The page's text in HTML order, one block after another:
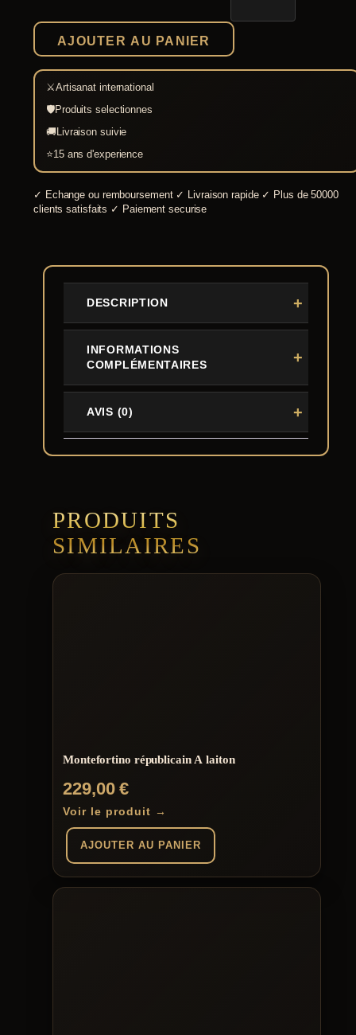
cavalerie
Weiler
AJOUTER AU PANIER
⚔Artisanat international
🛡Produits selectionnes
🚚Livraison suivie
⭐15 ans d'experience
✓ Echange ou remboursement ✓ Livraison rapide ✓ Plus de 50000
clients satisfaits ✓ Paiement securise
DESCRIPTION
INFORMATIONS
COMPLÉMENTAIRES
AVIS (0)
PRODUITS
SIMILAIRES
Montefortino républicain A laiton
229,00€
Voir le produit →
AJOUTER AU PANIER